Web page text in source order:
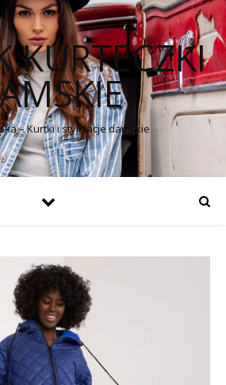
KURTECZKI
– Kurtki i stylizacje damskie